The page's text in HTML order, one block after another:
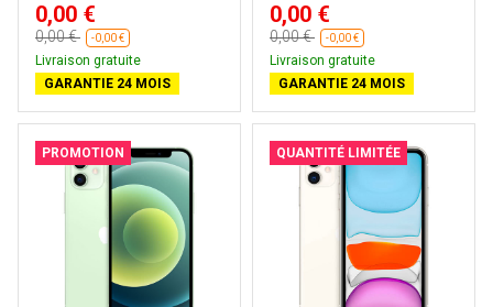
0,00 €
0,00 € -0,00 €
Livraison gratuite
GARANTIE 24 MOIS
0,00 €
0,00 € -0,00 €
Livraison gratuite
GARANTIE 24 MOIS
PROMOTION QUANTITÉ LIMITÉE